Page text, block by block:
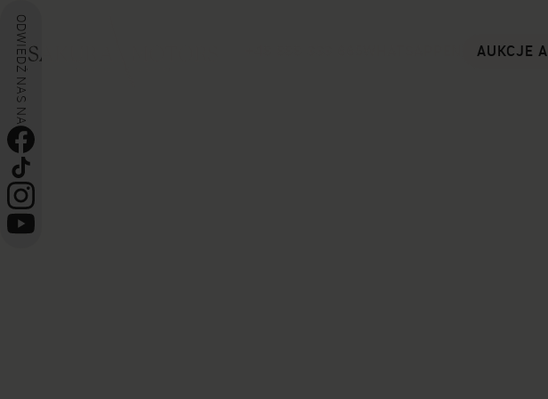
ODWIEDŹ NAS NA AUKCJE